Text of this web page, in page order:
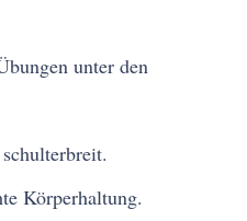
unter den
Körperhaltung.